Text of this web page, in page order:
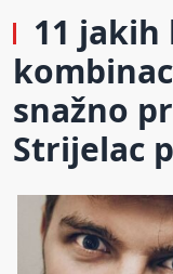
11
snažno
Strijelac